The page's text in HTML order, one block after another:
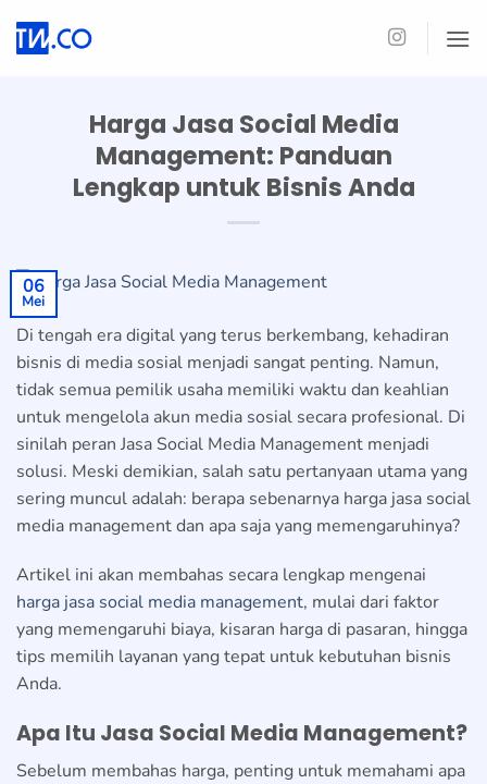
Harga Jasa Social Media
Management: Panduan
Lengkap untuk Bisnis Anda
06
Mei
Di tengah era digital yang terus berkembang, kehadiran
bisnis di media sosial menjadi sangat penting. Namun,
tidak semua pemilik usaha memiliki waktu dan keahlian
untuk mengelola akun media sosial secara profesional. Di
sinilah peran Jasa Social Media Management menjadi
solusi. Meski demikian, salah satu pertanyaan utama yang
sering muncul adalah: berapa sebenarnya harga jasa social
media management dan apa saja yang memengaruhinya?
Artikel ini akan membahas secara lengkap mengenai
harga jasa social media management, mulai dari faktor
yang memengaruhi biaya, kisaran harga di pasaran, hingga
tips memilih layanan yang tepat untuk kebutuhan bisnis
Anda.
Apa Itu Jasa Social Media Management?
Sebelum membahas harga, penting untuk memahami apa